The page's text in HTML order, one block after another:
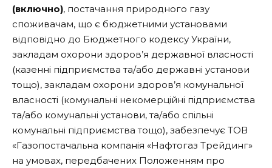
(включно), постачання природного газу
споживачам, що є бюджетними установами
відповідно до Бюджетного кодексу України,
закладам охорони здоров’я державної власності
(казенні підприємства та/або державні установи
тощо), закладам охорони здоров’я комунальної
власності (комунальні некомерційні підприємства
та/або комунальні установи, та/або спільні
комунальні підприємства тощо), забезпечує ТОВ
«Газопостачальна компанія «Нафтогаз Трейдинг»
на умовах, передбачених Положенням про